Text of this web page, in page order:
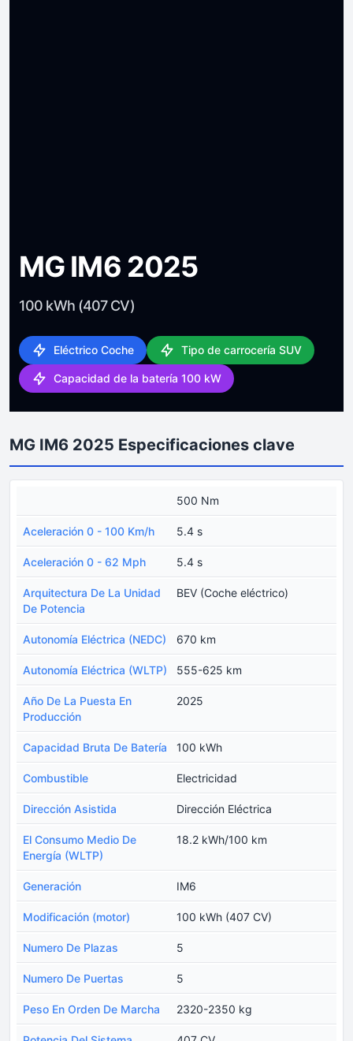
MG IM6 2025
100 kWh (407 CV)
Eléctrico Coche Tipo de carrocería SUV
Capacidad de la batería 100 kW
MG IM6 2025 Especificaciones clave
500 Nm
Aceleración 0 - 100 Km/h 5.4 s
Aceleración 0 - 62 Mph 5.4 s
Arquitectura De La Unidad
De Potencia
BEV (Coche eléctrico)
Autonomía Eléctrica (NEDC) 670 km
Autonomía Eléctrica (WLTP) 555-625 km
Año De La Puesta En
Producción
2025
Capacidad Bruta De Batería 100 kWh
Combustible Electricidad
Dirección Asistida Dirección Eléctrica
El Consumo Medio De
Energía (WLTP)
18.2 kWh/100 km
Generación IM6
Modificación (motor) 100 kWh (407 CV)
Numero De Plazas 5
Numero De Puertas 5
Peso En Orden De Marcha 2320-2350 kg